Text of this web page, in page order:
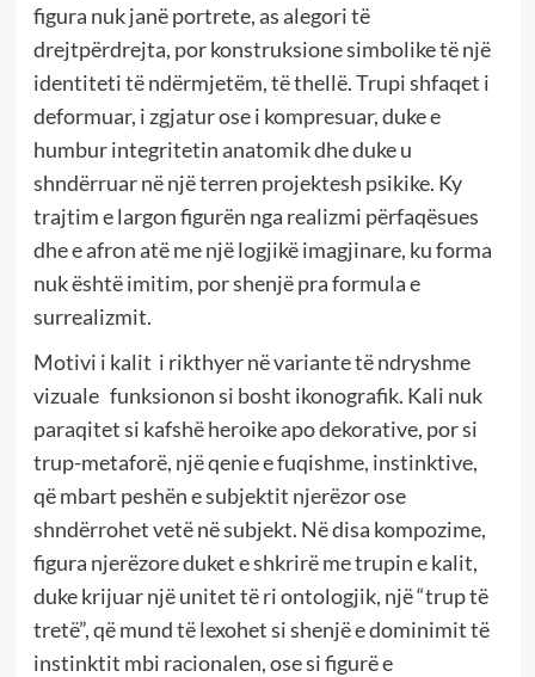
figura nuk janë portrete, as alegori të
drejtpërdrejta, por konstruksione simbolike të një
identiteti të ndërmjetëm, të thellë. Trupi shfaqet i
deformuar, i zgjatur ose i kompresuar, duke e
humbur integritetin anatomik dhe duke u
shndërruar në një terren projektesh psikike. Ky
trajtim e largon figurën nga realizmi përfaqësues
dhe e afron atë me një logjikë imagjinare, ku forma
nuk është imitim, por shenjë pra formula e
surrealizmit.
Motivi i kalit i rikthyer në variante të ndryshme
vizuale funksionon si bosht ikonografik. Kali nuk
paraqitet si kafshë heroike apo dekorative, por si
trup-metaforë, një qenie e fuqishme, instinktive,
që mbart peshën e subjektit njerëzor ose
shndërrohet vetë në subjekt. Në disa kompozime,
figura njerëzore duket e shkrirë me trupin e kalit,
duke krijuar një unitet të ri ontologjik, një “trup të
tretë”, që mund të lexohet si shenjë e dominimit të
instinktit mbi racionalen, ose si figurë e